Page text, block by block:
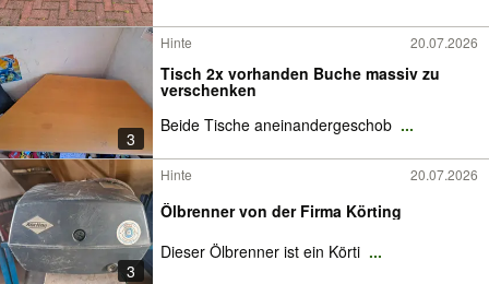
3
Hinte 20.07.2026
Tisch 2x vorhanden Buche massiv zu
verschenken
Beide Tische aneinandergeschob ...
3
Hinte 20.07.2026
Ölbrenner von der Firma Körting
Dieser Ölbrenner ist ein Körti ...